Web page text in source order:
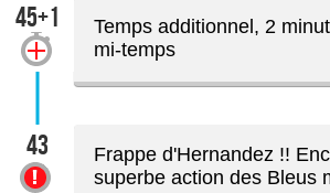
45+1
Temps additionnel, 2
mi-temps
43
Frappe d'Hernandez !!
superbe action des Bleus